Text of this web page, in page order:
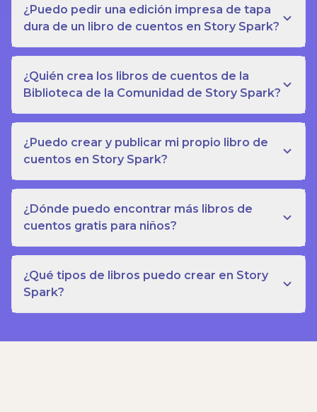
¿Puedo pedir una edición impresa de tapa
dura de un libro de cuentos en Story Spark?
¿Quién crea los libros de cuentos de la
Biblioteca de la Comunidad de Story Spark?
¿Puedo crear y publicar mi propio libro de
cuentos en Story Spark?
¿Dónde puedo encontrar más libros de
cuentos gratis para niños?
¿Qué tipos de libros puedo crear en Story
Spark?